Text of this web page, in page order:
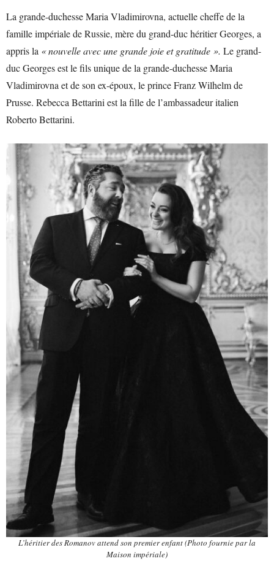
La grande-duchesse Maria Vladimirovna, actuelle cheffe de la
famille impériale de Russie, mère du grand-duc héritier Georges, a
appris la « nouvelle avec une grande joie et gratitude ». Le grand-
duc Georges est le fils unique de la grande-duchesse Maria
Vladimirovna et de son ex-époux, le prince Franz Wilhelm de
Prusse. Rebecca Bettarini est la fille de l’ambassadeur italien
Roberto Bettarini.
L’héritier des Romanov attend son premier enfant (Photo fournie par la
Maison impériale)